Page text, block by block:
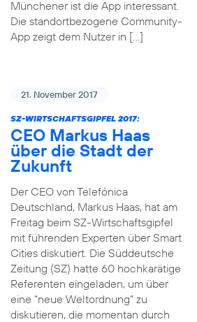
Münchener ist die App interessant.
Die standortbezogene Community-
App zeigt dem Nutzer in […]
21. November 2017
SZ-WIRTSCHAFTSGIPFEL 2017:
CEO Markus Haas
über die Stadt der
Zukunft
Der CEO von Telefónica
Deutschland, Markus Haas, hat am
Freitag beim SZ-Wirtschaftsgipfel
mit führenden Experten über Smart
Cities diskutiert. Die Süddeutsche
Zeitung (SZ) hatte 60 hochkarätige
Referenten eingeladen, um über
eine “neue Weltordnung” zu
diskutieren, die momentan durch